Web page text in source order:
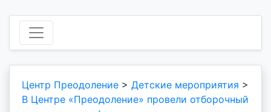
Центр Преодоление > Детские мероприятия >
В Центре «Преодоление» провели отборочный